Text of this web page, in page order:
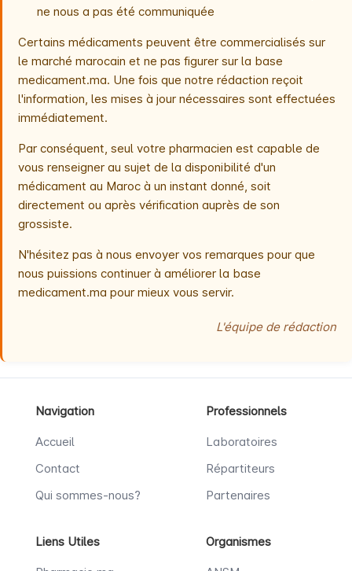
ne nous a pas été communiquée
Certains médicaments peuvent être commercialisés sur
le marché marocain et ne pas figurer sur la base
medicament.ma. Une fois que notre rédaction reçoit
l'information, les mises à jour nécessaires sont effectuées
immédiatement.
Par conséquent, seul votre pharmacien est capable de
vous renseigner au sujet de la disponibilité d'un
médicament au Maroc à un instant donné, soit
directement ou après vérification auprès de son
grossiste.
N'hésitez pas à nous envoyer vos remarques pour que
nous puissions continuer à améliorer la base
medicament.ma pour mieux vous servir.
L'équipe de rédaction
Navigation
Accueil
Contact
Qui sommes-nous?
Professionnels
Laboratoires
Répartiteurs
Partenaires
Liens Utiles Organismes